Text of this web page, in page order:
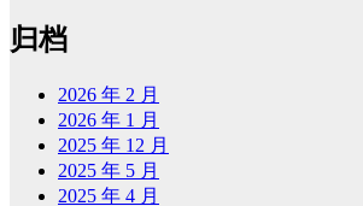
归档
2026 年 2 月
2026 年 1 月
2025 年 12 月
2025 年 5 月
2025 年 4 月